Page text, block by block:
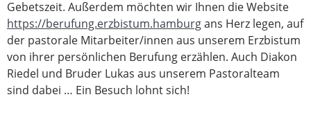
Gebetszeit. Außerdem möchten wir Ihnen die Website
https://berufung.erzbistum.hamburgans Herz legen, auf
der pastorale Mitarbeiter/innen aus unserem Erzbistum
von ihrer persönlichen Berufung erzählen. Auch Diakon
Riedel und Bruder Lukas aus unserem Pastoralteam
sind dabei … Ein Besuch lohnt sich!